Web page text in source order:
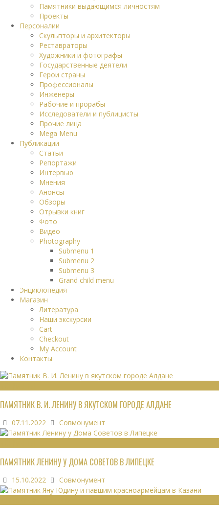
Памятники выдающимся личностям
Проекты
Персоналии
Скульпторы и архитекторы
Реставраторы
Художники и фотографы
Государственные деятели
Герои страны
Профессионалы
Инженеры
Рабочие и прорабы
Исследователи и публицисты
Прочие лица
Mega Menu
Публикации
Статьи
Репортажи
Интервью
Мнения
Анонсы
Обзоры
Отрывки книг
Фото
Видео
Photography
Submenu 1
Submenu 2
Submenu 3
Grand child menu
Энциклопедия
Магазин
Литература
Наши экскурсии
Cart
Checkout
My Account
Контакты
ПАМЯТНИК В. И. ЛЕНИНУ В ЯКУТСКОМ ГОРОДЕ АЛДАНЕ
07.11.2022 Совмонумент
ПАМЯТНИК ЛЕНИНУ У ДОМА СОВЕТОВ В ЛИПЕЦКЕ
15.10.2022 Совмонумент